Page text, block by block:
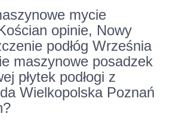
mycie
opinie, Nowy
podłóg Września
maszynowe posadzek
płytek podłogi z
Wielkopolska Poznań